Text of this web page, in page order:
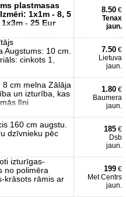
plastmasas
1x1m - 8, 5
- 25 Eur
8.50 €
Tenax
jaun.
Augstums: 10 cm.
cinkots 1,
7.50 €
Lietuva
jaun.
cm melna Zālāja
un izturība, kas
līni
1.80 €
Baumera
jaun.
160 cm augstu.
dzīvnieku pēc
185 €
Dsb
jaun.
izturīgas-
no polimēra
krāsots rāmis ar
199 €
Met Centrs
jaun.